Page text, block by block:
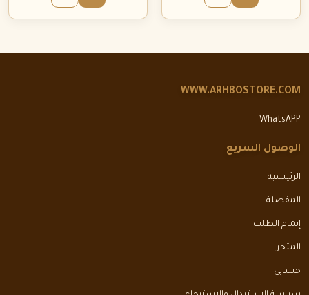
WWW.ARHBOSTORE.COM
WhatsAPP
الوصول السريع
الرئيسية
المفضلة
إتمام الطلب
المتجر
حسابي